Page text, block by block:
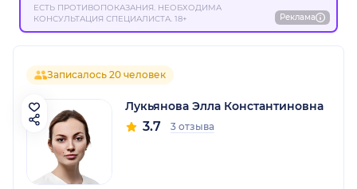
ЕСТЬ ПРОТИВОПОКАЗАНИЯ. НЕОБХОДИМА
КОНСУЛЬТАЦИЯ СПЕЦИАЛИСТА. 18+
Реклама
Записалось 20 человек
Лукьянова Элла Константиновна
3.7 3 отзыва